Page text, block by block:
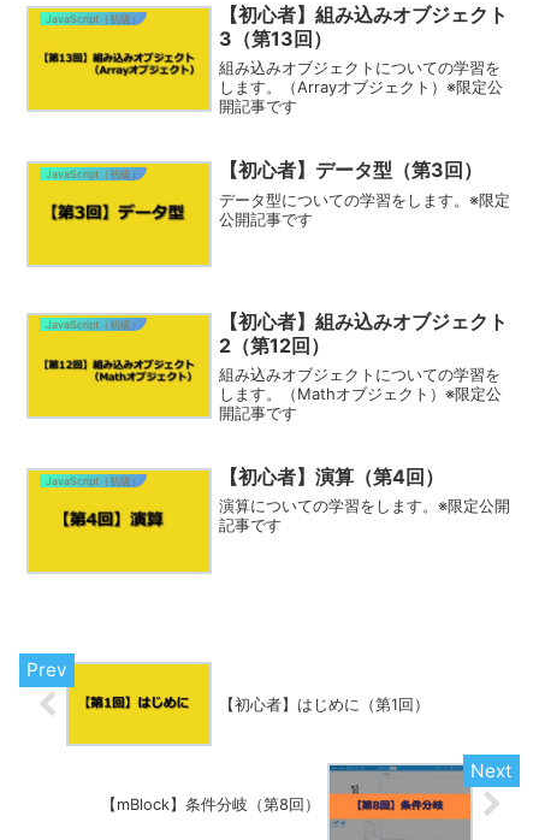
JavaScript（初級）
【初心者】組み込みオブジェクト
3（第13回）
組み込みオブジェクトについての学習を
します。（Arrayオブジェクト）※限定公
開記事です
JavaScript（初級） 【初心者】データ型（第3回）
データ型についての学習をします。※限定
公開記事です
JavaScript（初級）
【初心者】組み込みオブジェクト
2（第12回）
組み込みオブジェクトについての学習を
します。（Mathオブジェクト）※限定公
開記事です
JavaScript（初級） 【初心者】演算（第4回）
演算についての学習をします。※限定公開
記事です
【初心者】はじめに（第1回）
【mBlock】条件分岐（第8回）